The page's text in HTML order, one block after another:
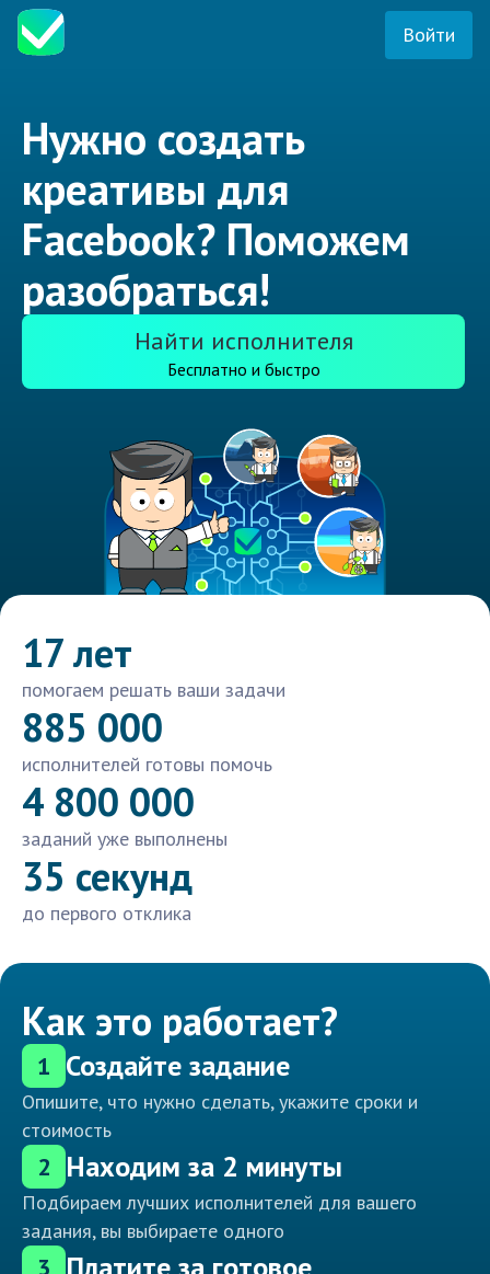
Войти
Нужно создать
креативы для
Facebook? Поможем
разобраться!
Найти исполнителя
Бесплатно и быстро
17 лет
помогаем решать ваши задачи
885 000
исполнителей готовы помочь
4 800 000
заданий уже выполнены
35 секунд
до первого отклика
Как это работает?
1 Создайте задание
Опишите, что нужно сделать, укажите сроки и
стоимость
2 Находим за 2 минуты
Подбираем лучших исполнителей для вашего
задания, вы выбираете одного
3